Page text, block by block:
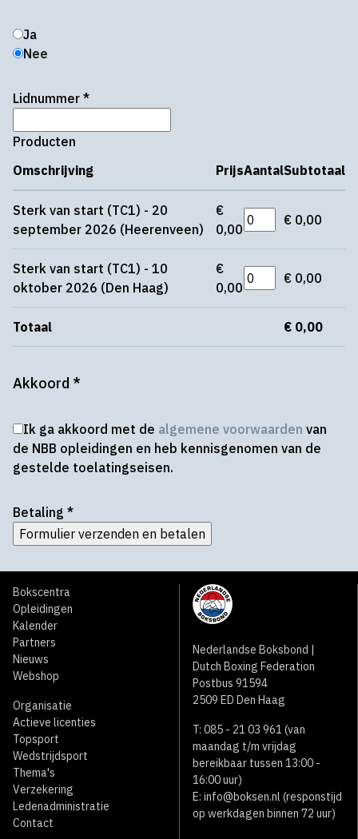
Ja
Nee
Lidnummer *
Producten
Omschrijving
PrijsAantalSubtotaal
Sterk van start (TC1) - 20
september 2026 (Heerenveen)
€
0,00
€ 0,00
Sterk van start (TC1) - 10
oktober 2026 (Den Haag)
€
0,00
€ 0,00
Totaal € 0,00
Akkoord *
Ik ga akkoord met de algemene voorwaarden van
de NBB opleidingen en heb kennisgenomen van de
gestelde toelatingseisen.
Betaling *
Formulier verzenden en betalen
Bokscentra
Opleidingen
Kalender
Partners
Nieuws
Webshop
Organisatie
Actieve licenties
Topsport
Wedstrijdsport
Thema's
Verzekering
Ledenadministratie
Contact
Nederlandse Boksbond |
Dutch Boxing Federation
Postbus 91594
2509 ED Den Haag
T: 085 - 21 03 961 (van
maandag t/m vrijdag
bereikbaar tussen 13:00 -
16:00 uur)
E: info@boksen.nl (responstijd
op werkdagen binnen 72 uur)